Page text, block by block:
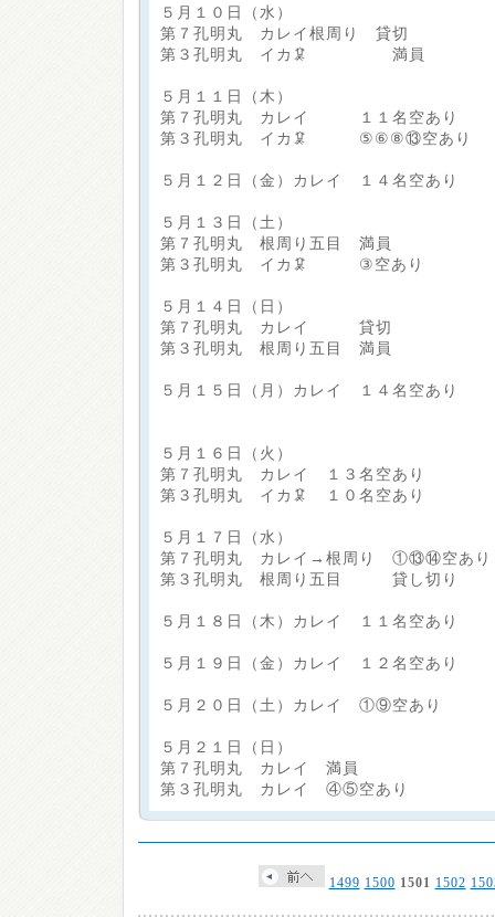
５月１０日（水）
第７孔明丸 カレイ根周り 貸切
第３孔明丸 イカ🦑 満員
５月１１日（木）
第７孔明丸 カレイ １１名空あり
第３孔明丸 イカ🦑 ⑤⑥⑧⑬空あり
５月１２日（金）カレイ １４名空あり
５月１３日（土）
第７孔明丸 根周り五目 満員
第３孔明丸 イカ🦑 ③空あり
５月１４日（日）
第７孔明丸 カレイ 貸切
第３孔明丸 根周り五目 満員
５月１５日（月）カレイ １４名空あり
５月１６日（火）
第７孔明丸 カレイ １３名空あり
第３孔明丸 イカ🦑 １０名空あり
５月１７日（水）
第７孔明丸 カレイ→根周り ①⑬⑭空あり
第３孔明丸 根周り五目 貸し切り
５月１８日（木）カレイ １１名空あり
５月１９日（金）カレイ １２名空あり
５月２０日（土）カレイ ①⑨空あり
５月２１日（日）
第７孔明丸 カレイ 満員
第３孔明丸 カレイ ④⑤空あり
1499 1500 1501 1502